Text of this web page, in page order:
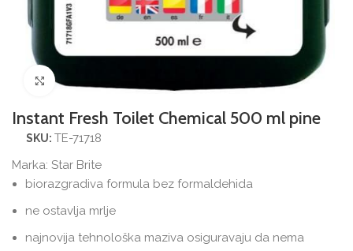
Povećajte sliku
Instant Fresh Toilet Chemical 500 ml pine
SKU:TE-71718
Marka:Star Brite
biorazgradiva formula bez formaldehida
ne ostavlja mrlje
najnovija tehnološka maziva osiguravaju da nema